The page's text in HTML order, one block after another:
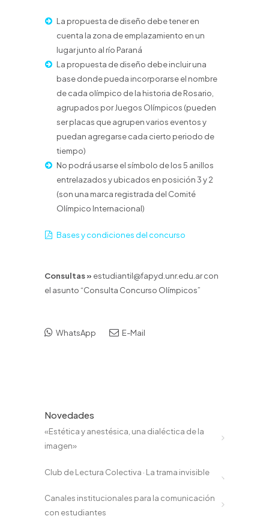
La propuesta de diseño debe tener en
cuenta la zona de emplazamiento en un
lugar junto al río Paraná
La propuesta de diseño debe incluir una
base donde pueda incorporarse el nombre
de cada olímpico de la historia de Rosario,
agrupados por Juegos Olímpicos (pueden
ser placas que agrupen varios eventos y
puedan agregarse cada cierto periodo de
tiempo)
No podrá usarse el símbolo de los 5 anillos
entrelazados y ubicados en posición 3 y 2
(son una marca registrada del Comité
Olímpico Internacional)
Bases y condiciones del concurso
Consultas » estudiantil@fapyd.unr.edu.ar con
el asunto “Consulta Concurso Olímpicos”
WhatsApp E-Mail
Novedades
«Estética y anestésica, una dialéctica de la
imagen»
Club de Lectura Colectiva · La trama invisible
Canales institucionales para la comunicación
con estudiantes